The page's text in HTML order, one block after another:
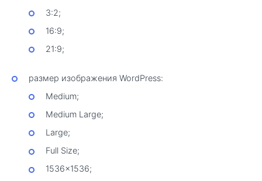
3:2;
16:9;
21:9;
размер изображения WordPress:
Medium;
Medium Large;
Large;
Full Size;
1536×1536;